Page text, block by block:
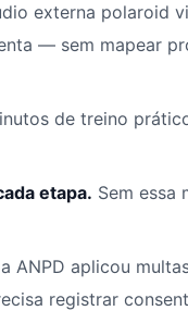
externa polaroid
— sem mapear
de treino
etapa. Sem essa
ANPD aplicou
registrar